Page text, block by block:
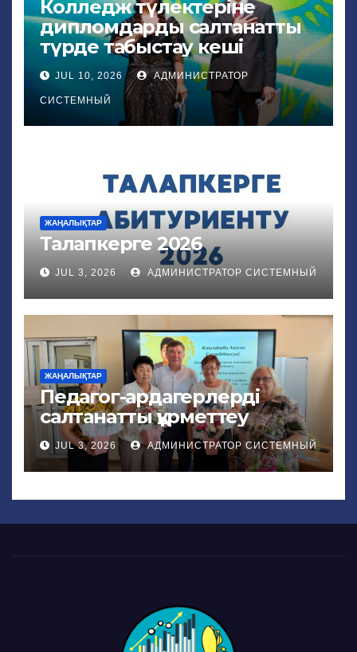
Колледж түлектеріне
дипломдарды салтанатты
түрде табыстау кеші
JUL 10, 2026 АДМИНИСТРАТОР
СИСТЕМНЫЙ
ЖАҢАЛЫҚТАР
Талапкерге 2026
JUL 3, 2026 АДМИНИСТРАТОР СИСТЕМНЫЙ
ЖАҢАЛЫҚТАР
Педагог-ардагерлерді
салтанатты құрметтеу
JUL 3, 2026 АДМИНИСТРАТОР СИСТЕМНЫЙ